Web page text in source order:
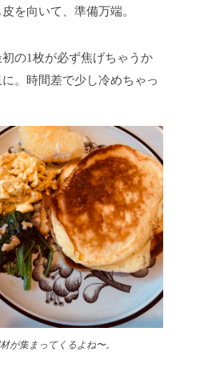
を向いて、準備万端。
の1枚が必ず焦げちゃうか
。時間差で少し冷めちゃっ
が集まってくるよね〜。